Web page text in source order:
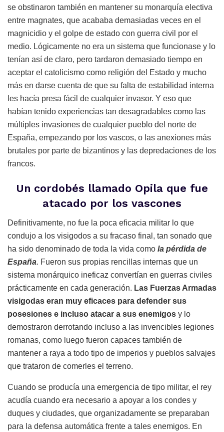
se obstinaron también en mantener su monarquía electiva
entre magnates, que acababa demasiadas veces en el
magnicidio y el golpe de estado con guerra civil por el
medio. Lógicamente no era un sistema que funcionase y lo
tenían así de claro, pero tardaron demasiado tiempo en
aceptar el catolicismo como religión del Estado y mucho
más en darse cuenta de que su falta de estabilidad interna
les hacía presa fácil de cualquier invasor. Y eso que
habían tenido experiencias tan desagradables como las
múltiples invasiones de cualquier pueblo del norte de
España, empezando por los vascos, o las anexiones más
brutales por parte de bizantinos y las depredaciones de los
francos.
Un cordobés llamado Opila que fue
atacado por los vascones
Definitivamente, no fue la poca eficacia militar lo que
condujo a los visigodos a su fracaso final, tan sonado que
ha sido denominado de toda la vida como la pérdida de
España. Fueron sus propias rencillas internas que un
sistema monárquico ineficaz convertían en guerras civiles
prácticamente en cada generación. Las Fuerzas Armadas
visigodas eran muy eficaces para defender sus
posesiones e incluso atacar a sus enemigos y lo
demostraron derrotando incluso a las invencibles legiones
romanas, como luego fueron capaces también de
mantener a raya a todo tipo de imperios y pueblos salvajes
que trataron de comerles el terreno.
Cuando se producía una emergencia de tipo militar, el rey
acudía cuando era necesario a apoyar a los condes y
duques y ciudades, que organizadamente se preparaban
para la defensa automática frente a tales enemigos. En